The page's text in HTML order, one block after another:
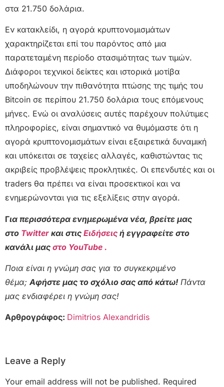
στα 21.750 δολάρια.
Εν κατακλείδι, η αγορά κρυπτονομισμάτων
χαρακτηρίζεται επί του παρόντος από μια
παρατεταμένη περίοδο στασιμότητας των τιμών.
Διάφοροι τεχνικοί δείκτες και ιστορικά μοτίβα
υποδηλώνουν την πιθανότητα πτώσης της τιμής του
Bitcoin σε περίπου 21.750 δολάρια τους επόμενους
μήνες. Ενώ οι αναλύσεις αυτές παρέχουν πολύτιμες
πληροφορίες, είναι σημαντικό να θυμόμαστε ότι η
αγορά κρυπτονομισμάτων είναι εξαιρετικά δυναμική
και υπόκειται σε ταχείες αλλαγές, καθιστώντας τις
ακριβείς προβλέψεις προκλητικές. Οι επενδυτές και οι
traders θα πρέπει να είναι προσεκτικοί και να
ενημερώνονται για τις εξελίξεις στην αγορά.
Για περισσότερα ενημερωμένα νέα, βρείτε μας
στο Twitter και στις Ειδήσεις ή εγγραφείτε στο
κανάλι μας στο YouTube .
Ποια είναι η γνώμη σας για το συγκεκριμένο
θέμα;Αφήστε μας το σχόλιο σας από κάτω! Πάντα
μας ενδιαφέρει η γνώμη σας!
Αρθρογράφος: Dimitrios Alexandridis
Leave a Reply
Your email address will not be published. Required